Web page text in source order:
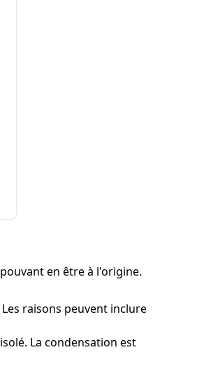
en être à l'origine.
raisons peuvent inclure
La condensation est